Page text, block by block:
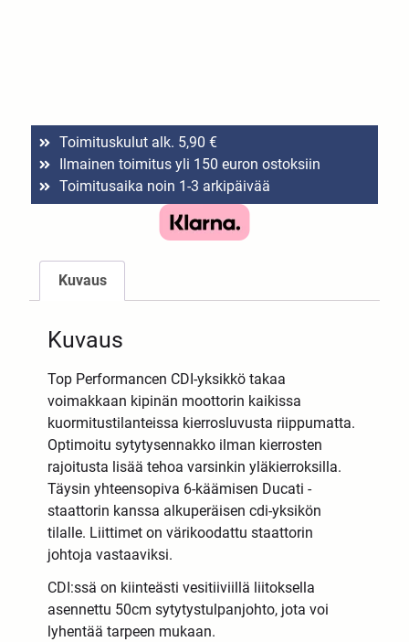
Toimituskulut alk. 5,90 €
Ilmainen toimitus yli 150 euron ostoksiin
Toimitusaika noin 1-3 arkipäivää
Kuvaus
Kuvaus
Top Performancen CDI-yksikkö takaa
voimakkaan kipinän moottorin kaikissa
kuormitustilanteissa kierrosluvusta riippumatta.
Optimoitu sytytysennakko ilman kierrosten
rajoitusta lisää tehoa varsinkin yläkierroksilla.
Täysin yhteensopiva 6-käämisen Ducati -
staattorin kanssa alkuperäisen cdi-yksikön
tilalle. Liittimet on värikoodattu staattorin
johtoja vastaaviksi.
CDI:ssä on kiinteästi vesitiiviillä liitoksella
asennettu 50cm sytytystulpanjohto, jota voi
lyhentää tarpeen mukaan.